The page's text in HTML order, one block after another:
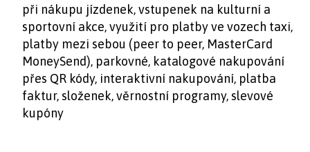
při nákupu jízdenek, vstupenek na kulturní a
sportovní akce, využití pro platby ve vozech taxi,
platby mezi sebou (peer to peer, MasterCard
MoneySend), parkovné, katalogové nakupování
přes QR kódy, interaktivní nakupování, platba
faktur, složenek, věrnostní programy, slevové
kupóny